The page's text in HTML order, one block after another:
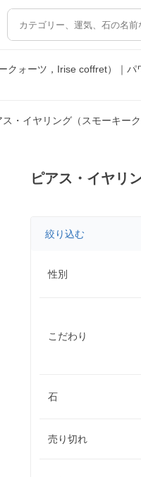
クォーツ，Irise coffret）｜
ス・イヤリング（スモーキー
ピアス・イヤリ
絞り込む
性別
こだわり
石
売り切れ